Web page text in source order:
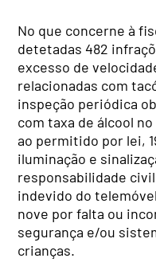
No que concerne à
detetadas 482
excesso de
relacionadas com
inspeção periódica
com taxa de álcool
ao permitido por lei,
iluminação e
responsabilidade
indevido do
nove por falta ou
segurança e/ou
crianças.